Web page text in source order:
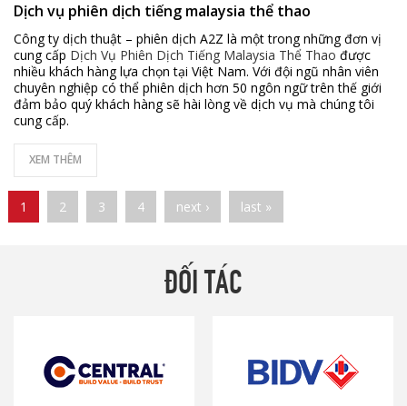
Dịch vụ phiên dịch tiếng malaysia thể thao
Công ty dịch thuật – phiên dịch A2Z là một trong những đơn vị
cung cấp Dịch Vụ Phiên Dịch Tiếng Malaysia Thể Thao được
nhiều khách hàng lựa chọn tại Việt Nam. Với đội ngũ nhân viên
chuyên nghiệp có thể phiên dịch hơn 50 ngôn ngữ trên thế giới
đảm bảo quý khách hàng sẽ hài lòng về dịch vụ mà chúng tôi
cung cấp.
XEM THÊM
Pages
1 2 3 4 next › last »
ĐỐI TÁC